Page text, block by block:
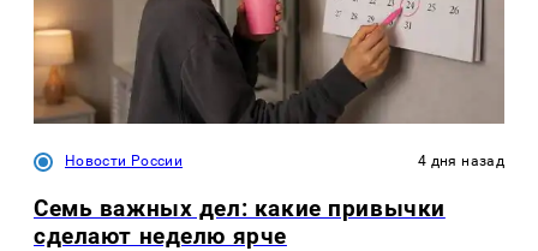
Новости России 4 дня назад
Семь важных дел: какие привычки
сделают неделю ярче